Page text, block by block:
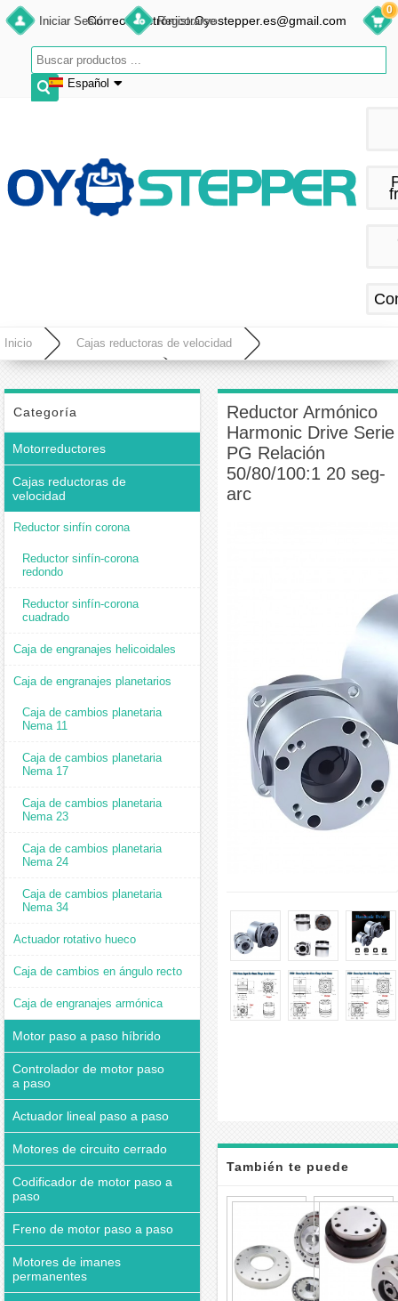
Iniciar Sesión Registrarse
Español
Français
Español
Correo electrónico:Oyostepper.es@gmail.com
0
Inicio Cajas reductoras de velocidad
Relación 50/80/100:1 20 seg-arc
Categoría
Motorreductores
Cajas reductoras de
velocidad
Reductor sinfín corona
Reductor sinfín-corona
redondo
Reductor sinfín-corona
cuadrado
Caja de engranajes helicoidales
Caja de engranajes planetarios
Caja de cambios planetaria
Nema 11
Caja de cambios planetaria
Nema 17
Caja de cambios planetaria
Nema 23
Caja de cambios planetaria
Nema 24
Caja de cambios planetaria
Nema 34
Actuador rotativo hueco
Caja de cambios en ángulo recto
Caja de engranajes armónica
Motor paso a paso híbrido
Controlador de motor paso
a paso
Actuador lineal paso a paso
Motores de circuito cerrado
Codificador de motor paso a
paso
Freno de motor paso a paso
Motores de imanes
permanentes
Reductor Armónico
Harmonic Drive Serie
PG Relación
50/80/100:1 20 seg-
arc
También te puede
interesar
serie
ZXF
31:1